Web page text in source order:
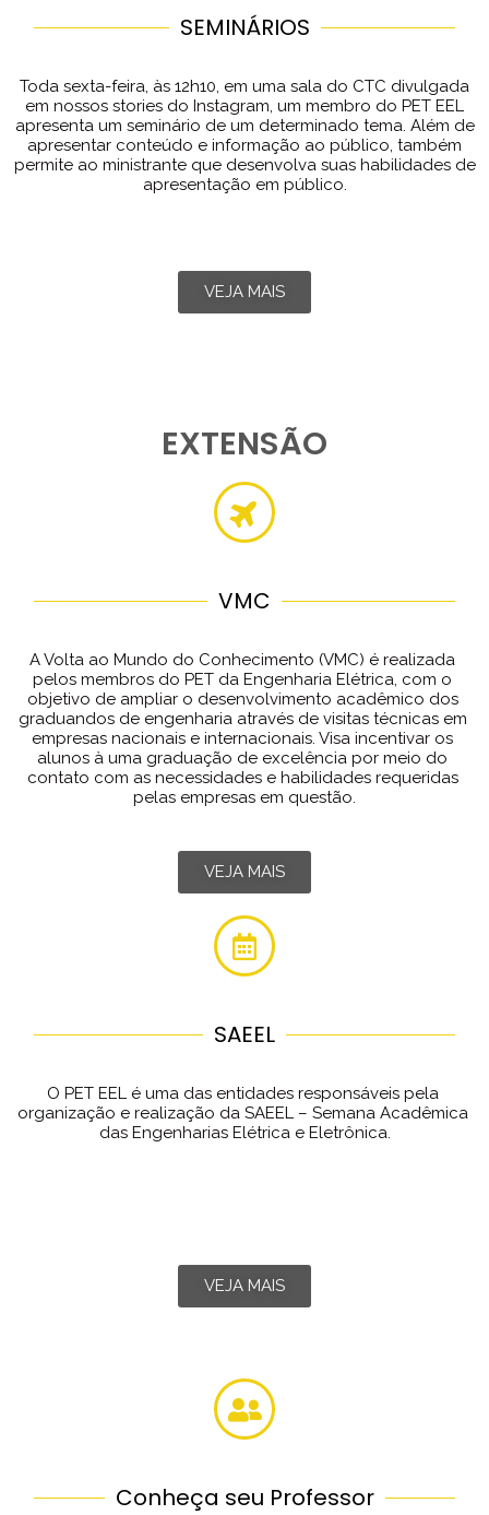
SEMINÁRIOS
Toda sexta-feira, às 12h10, em uma sala do CTC divulgada
em nossos stories do Instagram, um membro do PET EEL
apresenta um seminário de um determinado tema. Além de
apresentar conteúdo e informação ao público, também
permite ao ministrante que desenvolva suas habilidades de
apresentação em público.
VEJA MAIS
EXTENSÃO
VMC
A Volta ao Mundo do Conhecimento (VMC) é realizada
pelos membros do PET da Engenharia Elétrica, com o
objetivo de ampliar o desenvolvimento acadêmico dos
graduandos de engenharia através de visitas técnicas em
empresas nacionais e internacionais. Visa incentivar os
alunos à uma graduação de excelência por meio do
contato com as necessidades e habilidades requeridas
pelas empresas em questão.
VEJA MAIS
SAEEL
O PET EEL é uma das entidades responsáveis pela
organização e realização da SAEEL – Semana Acadêmica
das Engenharias Elétrica e Eletrônica.
VEJA MAIS
Conheça seu Professor